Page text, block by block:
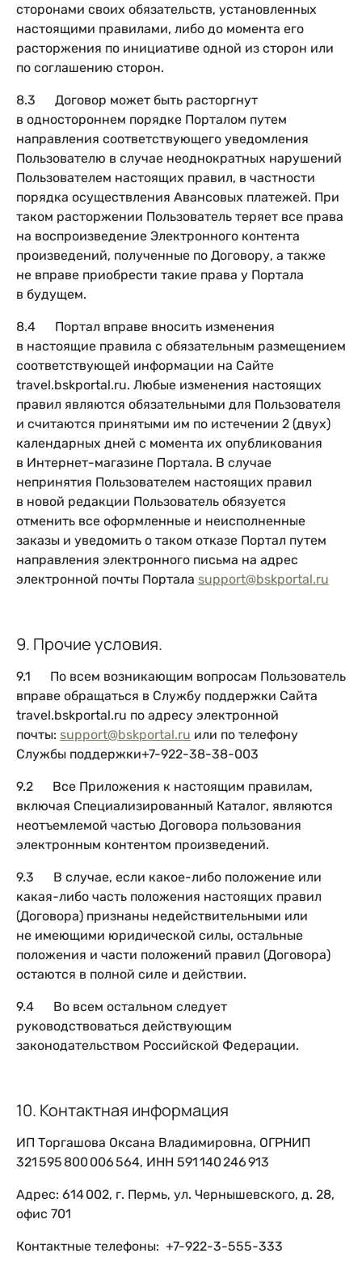
сторонами своих обязательств, установленных
настоящими правилами, либо до момента его
расторжения по инициативе одной из сторон или
по соглашению сторон.
8.3 Договор может быть расторгнут
в одностороннем порядке Порталом путем
направления соответствующего уведомления
Пользователю в случае неоднократных нарушений
Пользователем настоящих правил, в частности
порядка осуществления Авансовых платежей. При
таком расторжении Пользователь теряет все права
на воспроизведение Электронного контента
произведений, полученные по Договору, а также
не вправе приобрести такие права у Портала
в будущем.
8.4 Портал вправе вносить изменения
в настоящие правила с обязательным размещением
соответствующей информации на Сайте
travel.bskportal.ru. Любые изменения настоящих
правил являются обязательными для Пользователя
и считаются принятыми им по истечении 2 (двух)
календарных дней с момента их опубликования
в Интернет-магазине Портала. В случае
непринятия Пользователем настоящих правил
в новой редакции Пользователь обязуется
отменить все оформленные и неисполненные
заказы и уведомить о таком отказе Портал путем
направления электронного письма на адрес
электронной почты Портала support@bskportal.ru
9. Прочие условия.
9.1 По всем возникающим вопросам Пользователь
вправе обращаться в Службу поддержки Сайта
travel.bskportal.ru по адресу электронной
почты: support@bskportal.ru или по телефону
Службы поддержки+7-922-38-38-003
9.2 Все Приложения к настоящим правилам,
включая Специализированный Каталог, являются
неотъемлемой частью Договора пользования
электронным контентом произведений.
9.3 В случае, если какое-либо положение или
какая-либо часть положения настоящих правил
(Договора) признаны недействительными или
не имеющими юридической силы, остальные
положения и части положений правил (Договора)
остаются в полной силе и действии.
9.4 Во всем остальном следует
руководствоваться действующим
законодательством Российской Федерации.
10. Контактная информация
ИП Торгашова Оксана Владимировна, ОГРНИП
321 595 800 006 564, ИНН 591 140 246 913
Адрес: 614 002, г. Пермь, ул. Чернышевского, д. 28,
офис 701
Контактные телефоны: +7-922-3-555-333